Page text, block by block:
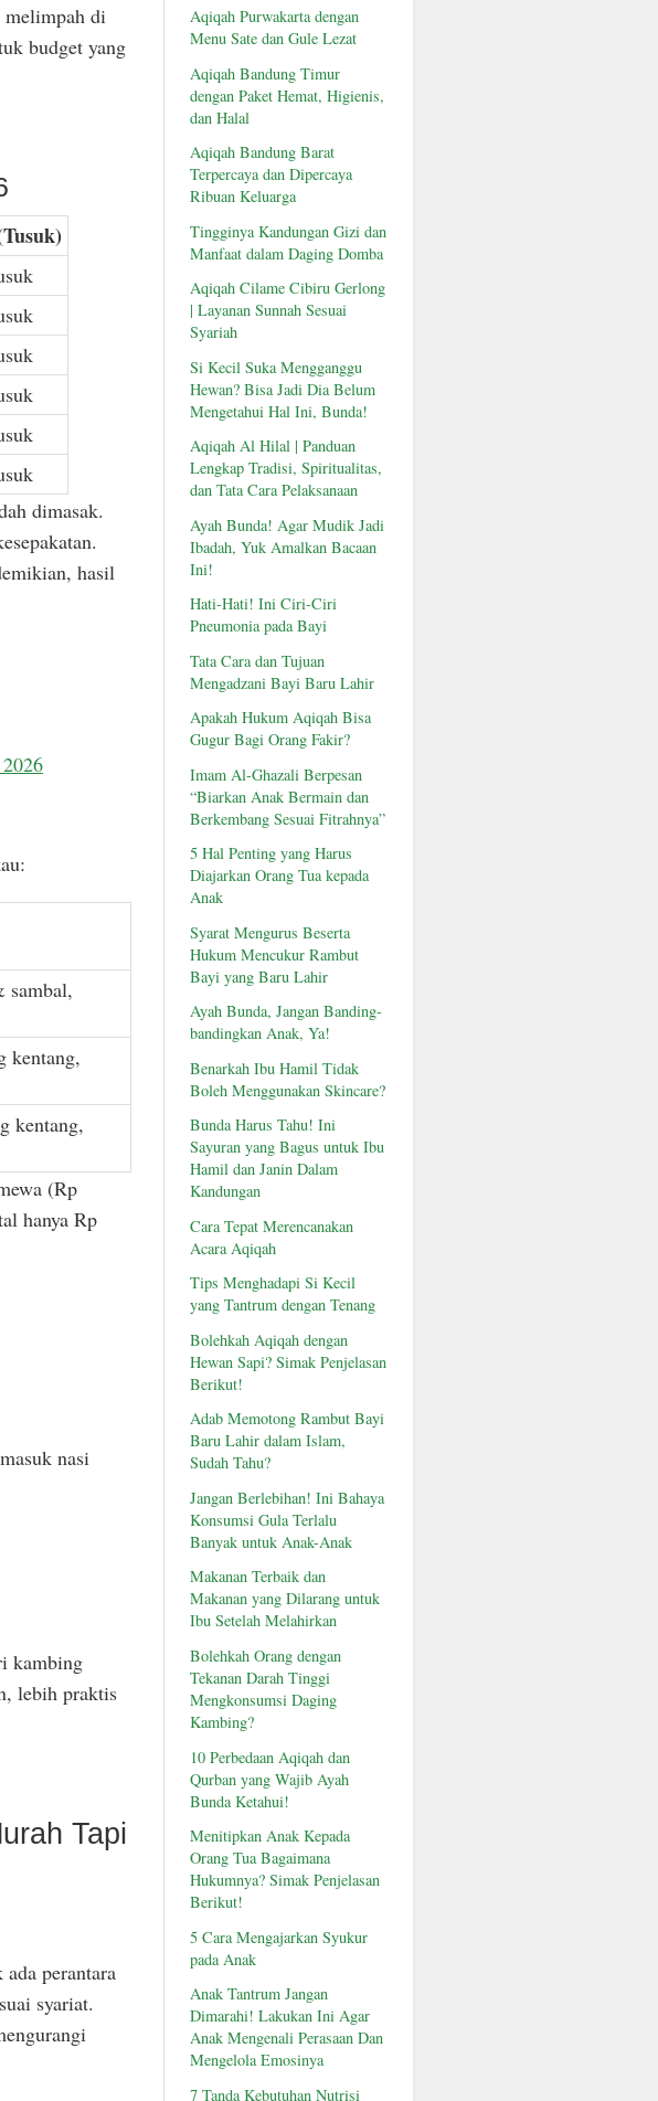
melimpah di
budget yang
dimasak.
hasil
sambal,
kentang,
kentang,
(Rp
hanya Rp
nasi
kambing
lebih praktis
Tapi
perantara
syariat.
Aqiqah Purwakarta dengan
Menu Sate dan Gule Lezat
Aqiqah Bandung Timur
dengan Paket Hemat, Higienis,
dan Halal
Aqiqah Bandung Barat
Terpercaya dan Dipercaya
Ribuan Keluarga
Tingginya Kandungan Gizi dan
Manfaat dalam Daging Domba
Aqiqah Cilame Cibiru Gerlong
| Layanan Sunnah Sesuai
Syariah
Si Kecil Suka Mengganggu
Hewan? Bisa Jadi Dia Belum
Mengetahui Hal Ini, Bunda!
Aqiqah Al Hilal | Panduan
Lengkap Tradisi, Spiritualitas,
dan Tata Cara Pelaksanaan
Ayah Bunda! Agar Mudik Jadi
Ibadah, Yuk Amalkan Bacaan
Ini!
Hati-Hati! Ini Ciri-Ciri
Pneumonia pada Bayi
Tata Cara dan Tujuan
Mengadzani Bayi Baru Lahir
Apakah Hukum Aqiqah Bisa
Gugur Bagi Orang Fakir?
Imam Al-Ghazali Berpesan
“Biarkan Anak Bermain dan
Berkembang Sesuai Fitrahnya”
5 Hal Penting yang Harus
Diajarkan Orang Tua kepada
Anak
Syarat Mengurus Beserta
Hukum Mencukur Rambut
Bayi yang Baru Lahir
Ayah Bunda, Jangan Banding-
bandingkan Anak, Ya!
Benarkah Ibu Hamil Tidak
Boleh Menggunakan Skincare?
Bunda Harus Tahu! Ini
Sayuran yang Bagus untuk Ibu
Hamil dan Janin Dalam
Kandungan
Cara Tepat Merencanakan
Acara Aqiqah
Tips Menghadapi Si Kecil
yang Tantrum dengan Tenang
Bolehkah Aqiqah dengan
Hewan Sapi? Simak Penjelasan
Berikut!
Adab Memotong Rambut Bayi
Baru Lahir dalam Islam,
Sudah Tahu?
Jangan Berlebihan! Ini Bahaya
Konsumsi Gula Terlalu
Banyak untuk Anak-Anak
Makanan Terbaik dan
Makanan yang Dilarang untuk
Ibu Setelah Melahirkan
Bolehkah Orang dengan
Tekanan Darah Tinggi
Mengkonsumsi Daging
Kambing?
10 Perbedaan Aqiqah dan
Qurban yang Wajib Ayah
Bunda Ketahui!
Menitipkan Anak Kepada
Orang Tua Bagaimana
Hukumnya? Simak Penjelasan
Berikut!
5 Cara Mengajarkan Syukur
pada Anak
Anak Tantrum Jangan
Dimarahi! Lakukan Ini Agar
Anak Mengenali Perasaan Dan
Mengelola Emosinya
7 Tanda Kebutuhan Nutrisi